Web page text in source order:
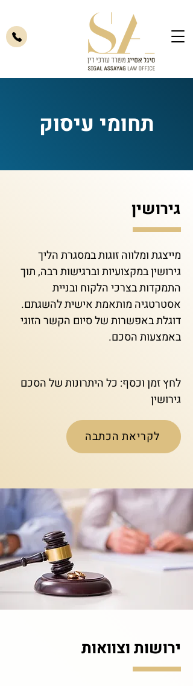
תחומי עיסוק
גירושין
מייצגת ומלווה זוגות במסגרת הליך
גירושין במקצועיות וברגישות רבה, תוך
התמקדות בצרכי הלקוח ובניית
אסטרטגיה מותאמת אישית להשגתם.
דוגלת באפשרות של סיום הקשר הזוגי
באמצעות הסכם.
לחץ זמן וכסף: כל היתרונות של הסכם
גירושין
לקריאת הכתבה
ירושות וצוואות